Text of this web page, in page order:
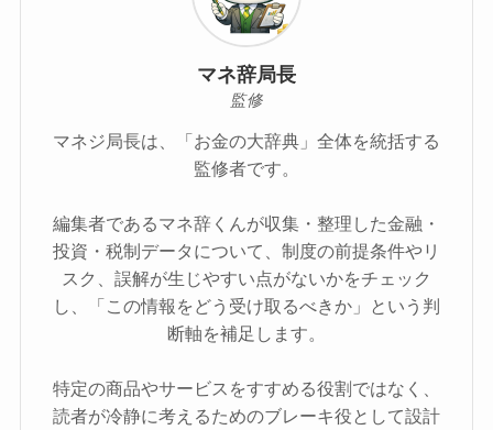
マネ辞局長
監修
マネジ局長は、「お金の大辞典」全体を統括する
監修者です。
編集者であるマネ辞くんが収集・整理した金融・
投資・税制データについて、制度の前提条件やリ
スク、誤解が生じやすい点がないかをチェック
し、「この情報をどう受け取るべきか」という判
断軸を補足します。
特定の商品やサービスをすすめる役割ではなく、
読者が冷静に考えるためのブレーキ役として設計